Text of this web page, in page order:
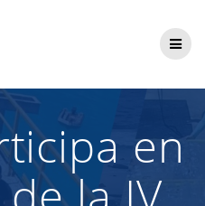
en